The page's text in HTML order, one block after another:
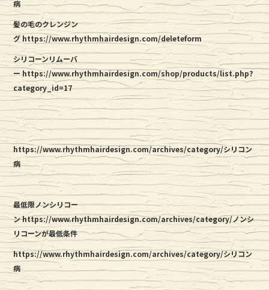
病
髪の毛のクレンジン
グ https://www.rhythmhairdesign.com/deleteform
シリコーンリムーバ
ー https://www.rhythmhairdesign.com/shop/products/list.php?
category_id=17
https://www.rhythmhairdesign.com/archives/category/シリコン
病
最低限ノンシリコー
ン https://www.rhythmhairdesign.com/archives/category/ノンシ
リコーンが最低条件
https://www.rhythmhairdesign.com/archives/category/シリコン
病